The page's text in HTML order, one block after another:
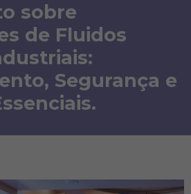
sobre
de Fluidos
Segurança e